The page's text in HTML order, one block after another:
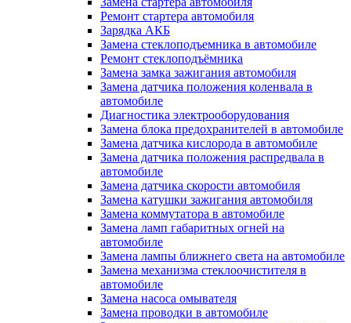
Ремонт стартера автомобиля
Зарядка АКБ
Замена стеклоподъемника в автомобиле
Ремонт стеклоподъёмника
Замена замка зажигания автомобиля
Замена датчика положения коленвала в
автомобиле
Диагностика электрооборудования
Замена блока предохранителей в автомобиле
Замена датчика кислорода в автомобиле
Замена датчика положения распредвала в
автомобиле
Замена датчика скорости автомобиля
Замена катушки зажигания автомобиля
Замена коммутатора в автомобиле
Замена ламп габаритных огней на
автомобиле
Замена лампы ближнего света на автомобиле
Замена механизма стеклоочистителя в
автомобиле
Замена насоса омывателя
Замена проводки в автомобиле